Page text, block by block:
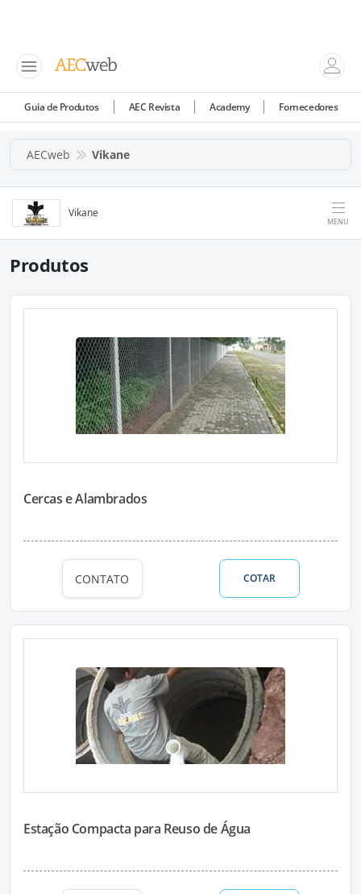
Guia de Produtos AEC Revista Academy Fornecedores
AECweb Vikane
Vikane
MENU
Produtos
Cercas e Alambrados
CONTATO COTAR
Estação Compacta para Reuso de Água